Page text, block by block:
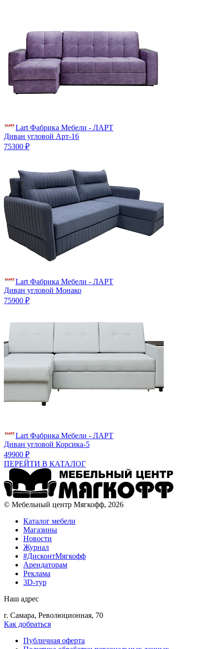
Lart Фабрика Мебели - ЛАРТ
Диван угловой Арт-16
75300 ₽
Lart Фабрика Мебели - ЛАРТ
Диван угловой Монако
75900 ₽
Lart Фабрика Мебели - ЛАРТ
Диван угловой Корсика-5
49900 ₽
ПЕРЕЙТИ В КАТАЛОГ
© Мебельный центр Мягкофф, 2026
Каталог мебели
Магазины
Новости
Журнал
#ДисконтМягкофф
Арендаторам
Реклама
3D-тур
Наш адрес
г. Самара, Революционная, 70
Как добраться
Публичная оферта